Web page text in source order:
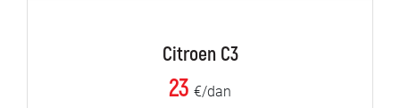
Citroen C3
23 €/dan